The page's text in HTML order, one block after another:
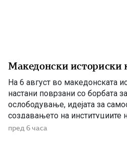
Македонски историски
На 6 август во македонската
настани поврзани со борбата
ослободување, идејата за
создавањето на институциите
македонска држава. 1875 –
пред 6 часа